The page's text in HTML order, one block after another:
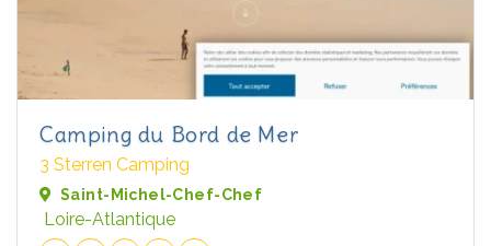
Camping du Bord de Mer
3 Sterren Camping
Saint-Michel-Chef-Chef
Loire-Atlantique